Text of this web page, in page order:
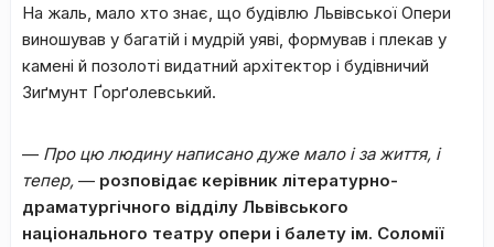
На жаль, мало хто знає, що будівлю Львівської Опери
виношував у багатій і мудрій уяві, формував і плекав у
камені й позолоті видатний архітектор і будівничий
Зиґмунт Ґорґолевський.
— Про цю людину написано дуже мало і за життя, і
тепер, — розповідає керівник літературно-
драматургічного відділу Львівського
національного театру опери і балету ім. Соломії